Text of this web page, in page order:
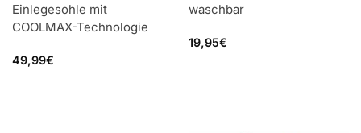
Einlegesohle mit
COOLMAX-Technologie
49,99€
waschbar
19,95€